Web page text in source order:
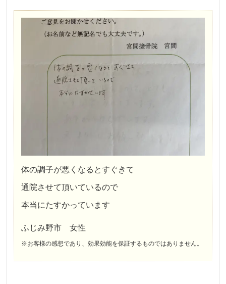
体の調子が悪くなるとすぐきて
通院させて頂いているので
本当にたすかっています
ふじみ野市 女性
※お客様の感想であり、効果効能を保証するものではありません。